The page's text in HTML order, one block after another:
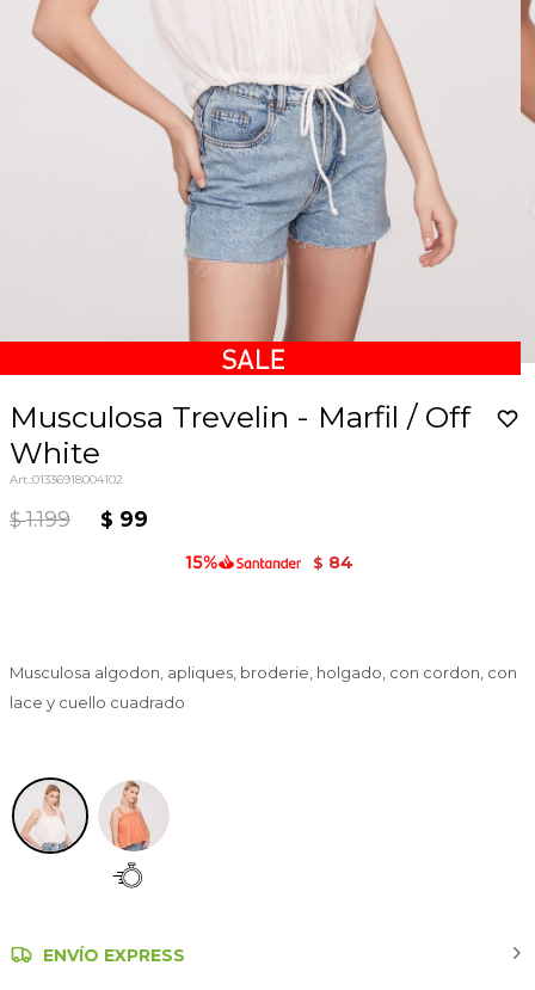
Musculosa Trevelin - Marfil / Off
White
01336918004102
$ 1.199 $ 99
$ 84
Musculosa algodon, apliques, broderie, holgado, con cordon, con
lace y cuello cuadrado
ENVÍO EXPRESS